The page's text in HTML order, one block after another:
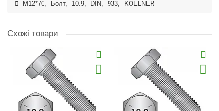
M12*70, Болт, 10.9, DIN, 933, KOELNER
Схожі товари